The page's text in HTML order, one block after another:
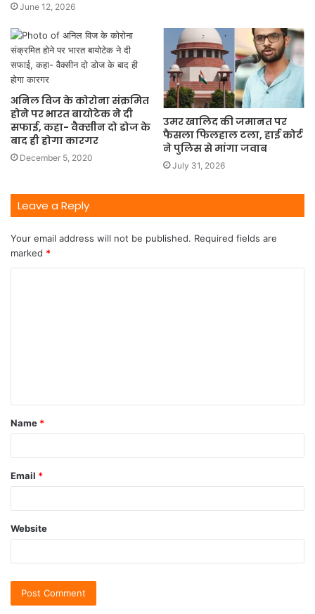
June 12, 2026
अनिल विज के कोरोना संक्रमित
होने पर भारत बायोटेक ने दी
सफाई, कहा- वैक्सीन दो डोज के
बाद ही होगा कारगर
December 5, 2020
उमर खालिद की जमानत पर
फैसला फिलहाल टला, हाई कोर्ट
ने पुलिस से मांगा जवाब
July 31, 2026
Leave a Reply
Your email address will not be published. Required fields are
marked *
Name *
Email *
Website